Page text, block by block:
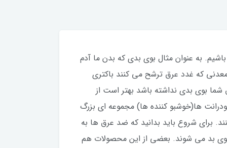
به عنوان مثال بوی بدی که بدن ما آدم
که غدد عرق ترشح می کنند باکتری
بوی بدی نداشته باشد بهتر است از
ها(خوشبو کننده ها) مجموعه ای بزرگ
برای شروع باید بدانید که ضد عرق ها به
بوی بد می شوند. بعضی از این محصولات هم